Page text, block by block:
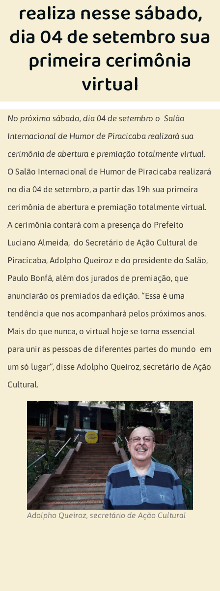
realiza nesse sábado,
dia 04 de setembro sua
primeira cerimônia
virtual
No próximo sábado, dia 04 de setembro o Salão
Internacional de Humor de Piracicaba realizará sua
cerimônia de abertura e premiação totalmente virtual.
O Salão Internacional de Humor de Piracicaba realizará
no dia 04 de setembro, a partir das 19h sua primeira
cerimônia de abertura e premiação totalmente virtual.
A cerimônia contará com a presença do Prefeito
Luciano Almeida, do Secretário de Ação Cultural de
Piracicaba, Adolpho Queiroz e do presidente do Salão,
Paulo Bonfá, além dos jurados de premiação, que
anunciarão os premiados da edição. “Essa é uma
tendência que nos acompanhará pelos próximos anos.
Mais do que nunca, o virtual hoje se torna essencial
para unir as pessoas de diferentes partes do mundo em
um só lugar”, disse Adolpho Queiroz, secretário de Ação
Cultural.
Adolpho Queiroz, secretário de Ação Cultural